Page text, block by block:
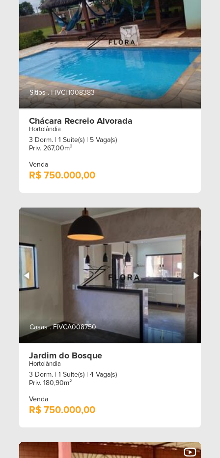
Sítios . FIVCH008383
Chácara Recreio Alvorada
Hortolândia
3 Dorm. | 1 Suite(s) | 5 Vaga(s)
Priv. 267,00m²
Venda
R$ 750.000,00
Casas . FIVCA008750
Jardim do Bosque
Hortolândia
3 Dorm. | 1 Suite(s) | 4 Vaga(s)
Priv. 180,90m²
Venda
R$ 750.000,00